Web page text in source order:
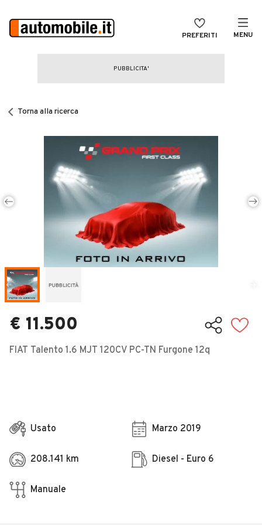
PREFERITI MENU
CERCA
Auto Nuove
Noleggio a lungo termine
Auto d'epoca
Moto
Veicoli Commerciali
Concessionari
Torna alla ricerca
€ 11.500
FIAT Talento 1.6 MJT 120CV PC-TN Furgone 12q
Usato Marzo 2019
208.141 km Diesel - Euro 6
Manuale